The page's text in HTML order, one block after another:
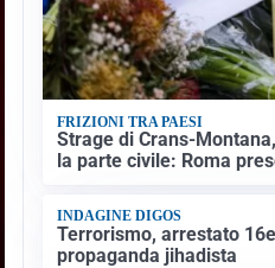
FRIZIONI TRA PAESI
Strage di Crans-
la parte civile: Roma
INDAGINE DIGOS
Terrorismo, arrestato
propaganda jihadista